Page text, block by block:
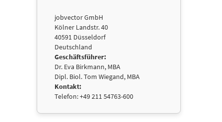
jobvector GmbH
Kölner Landstr. 40
40591 Düsseldorf
Deutschland
Geschäftsführer:
Dr. Eva Birkmann, MBA
Dipl. Biol. Tom Wiegand, MBA
Kontakt:
Telefon: +49 211 54763-600